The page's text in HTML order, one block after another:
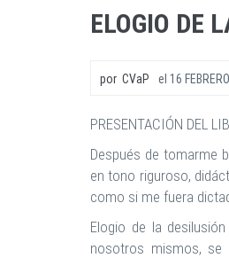
ELOGIO DE
por CVaP el 16
PRESENTACIÓN DEL
Después de tomarme
en tono riguroso,
como si me fuera
Elogio de la
nosotros mismos, se